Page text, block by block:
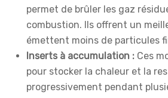
permet de brûler les gaz
combustion. Ils offrent un
émettent moins de particules
Inserts à accumulation : Ces
pour stocker la chaleur et la
progressivement pendant